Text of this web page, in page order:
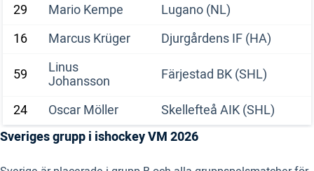
29
Mario Kempe
Lugano (NL)
16
Marcus Krüger
Djurgårdens IF (HA)
59
Linus
Johansson
Färjestad BK (SHL)
24
Oscar Möller
Skellefteå AIK (SHL)
Sveriges grupp i ishockey VM 2026